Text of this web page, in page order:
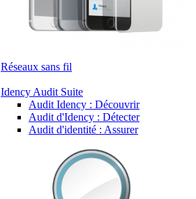
Réseaux sans fil
Idency Audit Suite
Audit Idency : Découvrir
Audit d'Idency : Détecter
Audit d'identité : Assurer